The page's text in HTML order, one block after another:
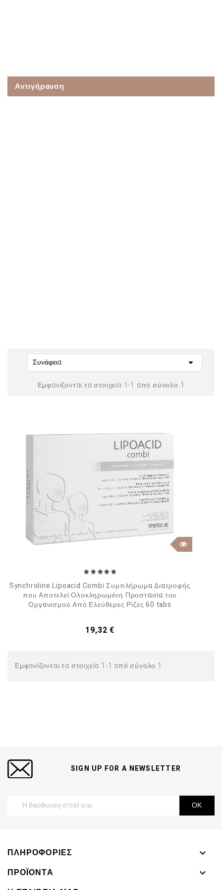
Αντιγήρανση
Συνάφεια 
Εμφανίζονται τα στοιχεία 1-1 από σύνολο 1
Synchroline Lipoacid Combi Συμπλήρωμα Διατροφής
που Αποτελεί Ολοκληρωμένη Προστασία του
Οργανισμού Από Ελεύθερες Ρίζες 60 tabs
Τιμή
19,32 €
Εμφανίζονται τα στοιχεία 1-1 από σύνολο 1
SIGN UP FOR A NEWSLETTER
ΠΛΗΡΟΦΟΡΊΕΣ

ΠΡΟΪΌΝΤΑ
